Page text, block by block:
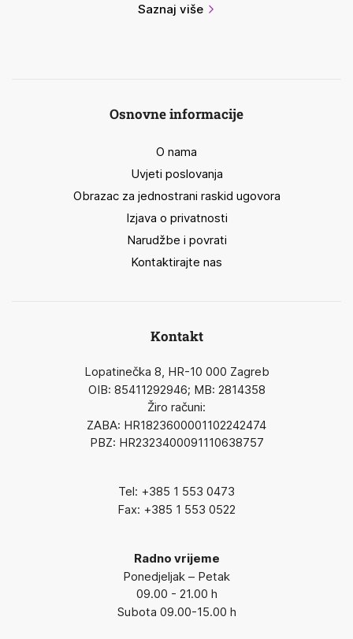
Saznaj više
Osnovne informacije
O nama
Uvjeti poslovanja
Obrazac za jednostrani raskid ugovora
Izjava o privatnosti
Narudžbe i povrati
Kontaktirajte nas
Kontakt
Lopatinečka 8, HR-10 000 Zagreb
OIB: 85411292946; MB: 2814358
Žiro računi:
ZABA: HR1823600001102242474
PBZ: HR2323400091110638757
Tel: +385 1 553 0473
Fax: +385 1 553 0522
Radno vrijeme
Ponedjeljak – Petak
09.00 - 21.00 h
Subota 09.00-15.00 h